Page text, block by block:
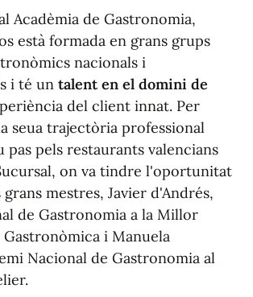
Acadèmia de Gastronomia,
està formada en grans grups
nacionals i
i té un talent en el domini de
del client innat. Per
seua trajectòria professional
pas pels restaurants valencians
on va tindre l'oportunitat
mestres, Javier d'Andrés,
de Gastronomia a la Millor
i Manuela
Nacional de Gastronomia al